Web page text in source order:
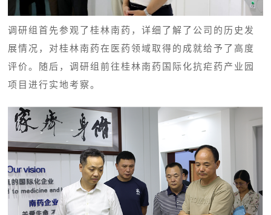
调研组首先参观了桂林南药，详细了解了公司的历史发
展情况，对桂林南药在医药领域取得的成就给予了高度
评价。随后，调研组前往桂林南药国际化抗疟药产业园
项目进行实地考察。